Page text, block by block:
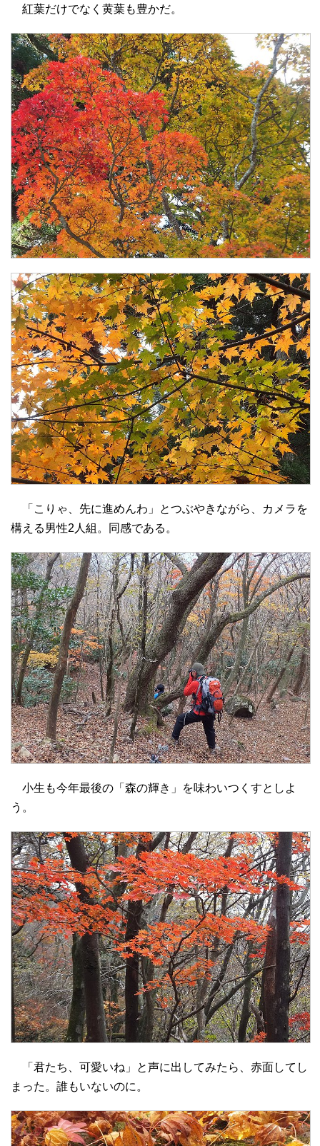
紅葉だけでなく黄葉も豊かだ。
「こりゃ、先に進めんわ」とつぶやきながら、カメラを
構える男性2人組。同感である。
小生も今年最後の「森の輝き」を味わいつくすとしよ
う。
「君たち、可愛いね」と声に出してみたら、赤面してし
まった。誰もいないのに。